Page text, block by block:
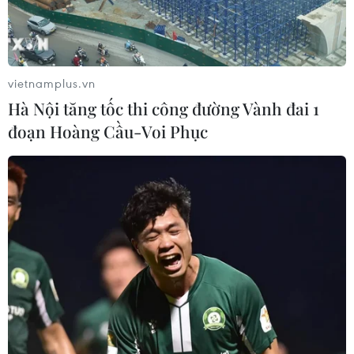
Hà Nội: 'Đánh thức' di sản văn hóa,
mở đường cho sáng tạo
Quảng Trị bảo tồn di tích và hệ thống
mạch nước ngầm ở 14 giếng cổ xã
Cồn Tiên
06/08/2026 03:01
Phát động Cuộc thi Sáng tạo Video
2026 cho công dân Pháp ngữ
06/08/2026 02:29
vietnamplus.vn
Hà Nội tăng tốc thi công đường Vành đai 1
đoạn Hoàng Cầu-Voi Phục